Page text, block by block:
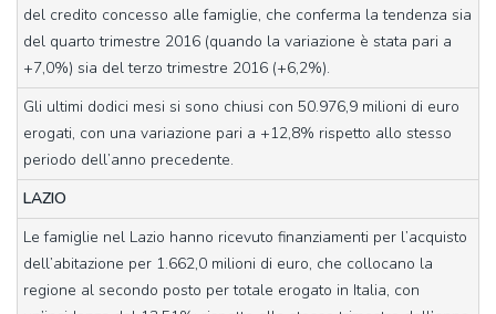
del credito concesso alle famiglie, che conferma la tendenza sia
del quarto trimestre 2016 (quando la variazione è stata pari a
+7,0%) sia del terzo trimestre 2016 (+6,2%).
Gli ultimi dodici mesi si sono chiusi con 50.976,9 milioni di euro
erogati, con una variazione pari a +12,8% rispetto allo stesso
periodo dell’anno precedente.
LAZIO
Le famiglie nel Lazio hanno ricevuto finanziamenti per l’acquisto
dell’abitazione per 1.662,0 milioni di euro, che collocano la
regione al secondo posto per totale erogato in Italia, con